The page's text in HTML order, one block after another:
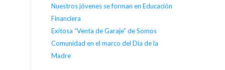
Nuestros jóvenes se forman en Educación
Financiera
Exitosa “Venta de Garaje” de Somos
Comunidad en el marco del Día de la
Madre